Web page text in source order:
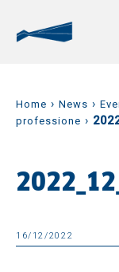
Home › News ›
professione ›
16/12/2022